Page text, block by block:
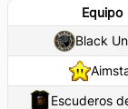
Equipo
Black
Escuderos